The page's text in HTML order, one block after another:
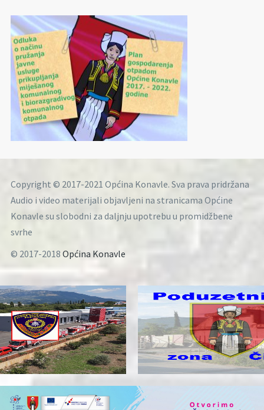
Copyright © 2017-2021 Općina Konavle. Sva prava pridržana
Audio i video materijali objavljeni na stranicama Općine
Konavle su slobodni za daljnju upotrebu u promidžbene
svrhe
© 2017-2018 Općina Konavle